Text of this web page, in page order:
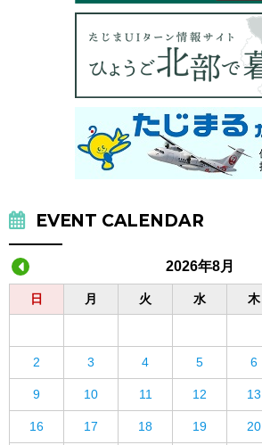
EVENT CALENDAR
2026年8月
日 月 火 水 木
2 3 4 5 6
9 10 11 12 13
16 17 18 19 20